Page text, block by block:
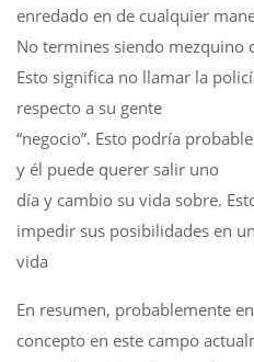
enredado en de cualquier
No termines siendo mezquino
Esto significa no llamar la
respecto a su gente
“negocio”. Esto podría
y él puede querer salir uno
día y cambio su vida sobre.
impedir sus posibilidades en
vida
En resumen, probablemente
concepto en este campo